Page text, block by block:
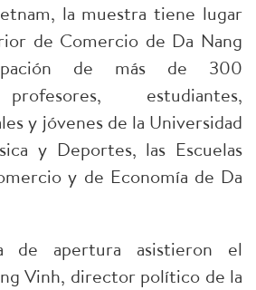
la muestra tiene lugar
de Comercio de Da Nang
de más de 300
estudiantes,
y jóvenes de la Universidad
y Deportes, las Escuelas
y de Economía de Da
de apertura asistieron el
Vinh, director político de la